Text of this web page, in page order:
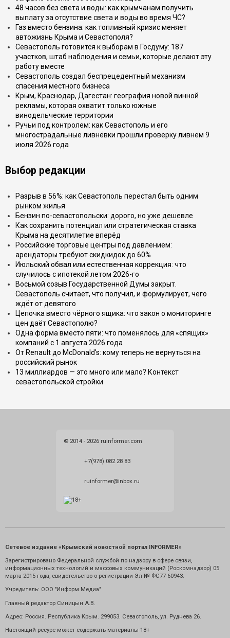
48 часов без света и воды: как крымчанам получить
выплату за отсутствие света и воды во время ЧС?
Газ вместо бензина: как топливный кризис меняет
автожизнь Крыма и Севастополя?
Севастополь готовится к выборам в Госдуму: 187
участков, штаб наблюдения и семьи, которые делают эту
работу вместе
Севастополь создал беспрецедентный механизм
спасения местного бизнеса
Крым, Краснодар, Дагестан: география новой винной
рекламы, которая охватит только южные
винодельческие территории
Ручьи под контролем: как Севастополь и его
многострадальные ливнёвки прошли проверку ливнем 9
июля 2026 года
Выбор редакции
Разрыв в 56%: как Севастополь перестал быть одним
рынком жилья
Бензин по-севастопольски: дорого, но уже дешевле
Как сохранить потенциал или стратегическая ставка
Крыма на десятилетие вперёд
Российские торговые центры под давлением:
арендаторы требуют скидкидок до 60%
Июльский обвал или естественная коррекция: что
случилось с ипотекой летом 2026-го
Восьмой созыв Государственной Думы закрыт.
Севастополь считает, что получил, и формулирует, чего
ждёт от девятого
Цепочка вместо чёрного ящика: что закон о мониторинге
цен даёт Севастополю?
Одна форма вместо пяти: что поменялось для «спящих»
компаний с 1 августа 2026 года
От Renault до McDonald's: кому теперь не вернуться на
российский рынок
13 миллиардов — это много или мало? Контекст
севастопольской стройки
© 2014 - 2026 ruinformer.com
+7(978) 082 28 83
ruinformer@inbox.ru
Сетевое издание «Крымский новостной портал INFORMER»
Зарегистрировано Федеральной службой по надзору в сфере связи,
информационных технологий и массовых коммуникаций (Роскомнадзор) 05
марта 2015 года, свидетельство о регистрации Эл № ФС77-60943.
Учредитель: ООО "Информ Медиа"
Главный редактор Синицын А.В.
Адрес: Россия. Республика Крым. 299053. Севастополь, ул. Руднева 26.
Настоящий ресурс может содержать материалы 18+